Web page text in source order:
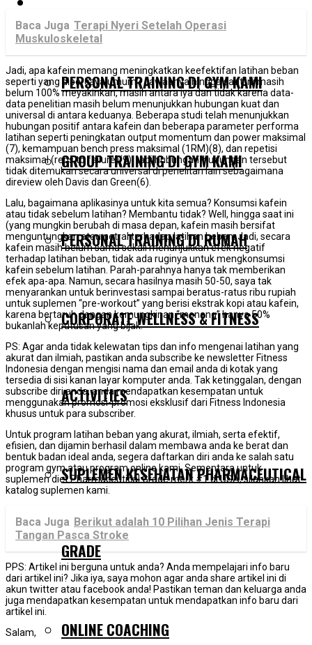
SERVIS KAMI
PERSONAL TRAINING DI GYM KAMI
GROUP TRAINING DI GYM KAMI
PERSONAL TRAINING DI RUMAH
CORPORATE WELLNESS & FITNESS
ACTIVITIES
SUPLEMEN KESEHATAN PHARMACEUTICAL
GRADE
ONLINE COACHING
Baca Juga Terapi Nyeri Setelah Operasi
Muskuloskeletal
Jadi, apa kafein memang meningkatkan keefektifan latihan beban
seperti yang dipercaya umum? Jawabnya hingga saat ini masih
belum 100% meyakinkan, masih antara iya dan tidak karena data-
data penelitian masih belum menunjukkan hubungan kuat dan
universal di antara keduanya. Beberapa studi telah menunjukkan
hubungan positif antara kafein dan beberapa parameter performa
latihan seperti peningkatan output momentum dan power maksimal
(7), kemampuan bench press maksimal (1RM)(8), dan repetisi
maksimal (reps to failure)(9), tapi hubungan-hubungan tersebut
tidak ditemukan secara universal di penelitan lain sebagaimana
direview oleh Davis dan Green(6).
Lalu, bagaimana aplikasinya untuk kita semua? Konsumsi kafein
atau tidak sebelum latihan? Membantu tidak? Well, hingga saat ini
(yang mungkin berubah di masa depan, kafein masih bersifat
menguntungkan atau netral terhadap latihan beban. Jadi, secara
kafein masih belum sama sekali menunjukkan efek negatif
terhadap latihan beban, tidak ada ruginya untuk mengkonsumsi
kafein sebelum latihan. Parah-parahnya hanya tak memberikan
efek apa-apa. Namun, secara hasilnya masih 50-50, saya tak
menyarankan untuk berinvestasi sampai beratus-ratus ribu rupiah
untuk suplemen “pre-workout” yang berisi ekstrak kopi atau kafein,
karena bertaruh dengan kemungkinan “menang” hanya 50%
bukanlah keputusan yang bijak.
PS: Agar anda tidak kelewatan tips dan info mengenai latihan yang
akurat dan ilmiah, pastikan anda subscribe ke newsletter Fitness
Indonesia dengan mengisi nama dan email anda di kotak yang
tersedia di sisi kanan layar komputer anda. Tak ketinggalan, dengan
subscribe diri anda, anda mendapatkan kesempatan untuk
menggunakan promosi-promosi eksklusif dari Fitness Indonesia
khusus untuk para subscriber.
Untuk program latihan beban yang akurat, ilmiah, serta efektif,
efisien, dan dijamin berhasil dalam membawa anda ke berat dan
bentuk badan ideal anda, segera daftarkan diri anda ke salah satu
program gym atau program online kami. Sementara untuk
suplemen diet Pharmaceutical Grade merk #1 di USA, silahkan lihat
katalog suplemen kami.
Baca Juga Berikut adalah 10 Pilihan Jenis Terapi
Tangan Pasca Stroke
PPS: Artikel ini berguna untuk anda? Anda mempelajari info baru
dari artikel ini? Jika iya, saya mohon agar anda share artikel ini di
akun twitter atau facebook anda! Pastikan teman dan keluarga anda
juga mendapatkan kesempatan untuk mendapatkan info baru dari
artikel ini.
Salam,